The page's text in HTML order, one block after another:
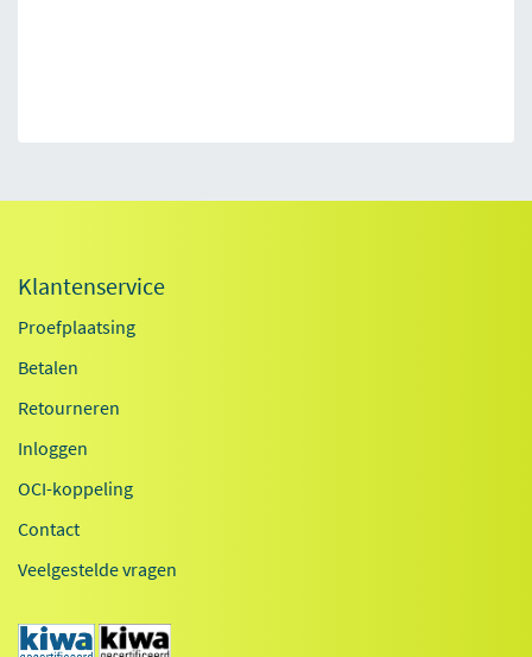
Klantenservice
Proefplaatsing
Betalen
Retourneren
Inloggen
OCI-koppeling
Contact
Veelgestelde vragen